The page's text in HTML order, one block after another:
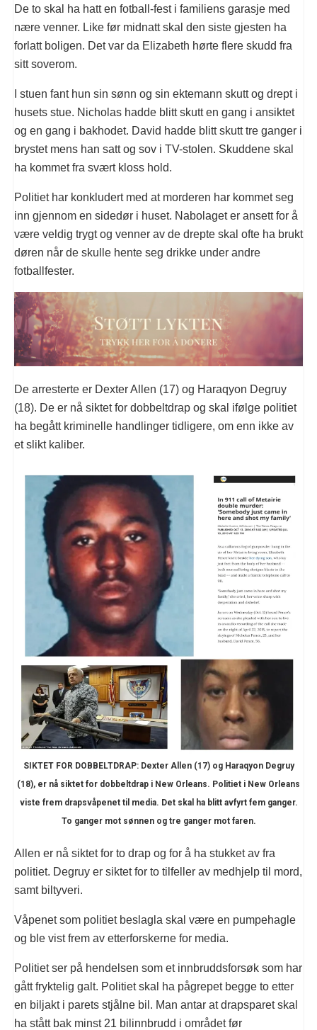
De to skal ha hatt en fotball-fest i familiens garasje med
nære venner. Like før midnatt skal den siste gjesten ha
forlatt boligen. Det var da Elizabeth hørte flere skudd fra
sitt soverom.
I stuen fant hun sin sønn og sin ektemann skutt og drept i
husets stue. Nicholas hadde blitt skutt en gang i ansiktet
og en gang i bakhodet. David hadde blitt skutt tre ganger i
brystet mens han satt og sov i TV-stolen. Skuddene skal
ha kommet fra svært kloss hold.
Politiet har konkludert med at morderen har kommet seg
inn gjennom en sidedør i huset. Nabolaget er ansett for å
være veldig trygt og venner av de drepte skal ofte ha brukt
døren når de skulle hente seg drikke under andre
fotballfester.
De arresterte er Dexter Allen (17) og Haraqyon Degruy
(18). De er nå siktet for dobbeltdrap og skal ifølge politiet
ha begått kriminelle handlinger tidligere, om enn ikke av
et slikt kaliber.
SIKTET FOR DOBBELTDRAP: Dexter Allen (17) og Haraqyon Degruy
(18), er nå siktet for dobbeltdrap i New Orleans. Politiet i New Orleans
viste frem drapsvåpenet til media. Det skal ha blitt avfyrt fem ganger.
To ganger mot sønnen og tre ganger mot faren.
Allen er nå siktet for to drap og for å ha stukket av fra
politiet. Degruy er siktet for to tilfeller av medhjelp til mord,
samt biltyveri.
Våpenet som politiet beslagla skal være en pumpehagle
og ble vist frem av etterforskerne for media.
Politiet ser på hendelsen som et innbruddsforsøk som har
gått fryktelig galt. Politiet skal ha pågrepet begge to etter
en biljakt i parets stjålne bil. Man antar at drapsparet skal
ha stått bak minst 21 bilinnbrudd i området før